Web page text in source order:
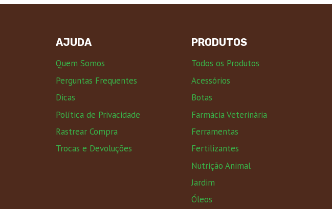
AJUDA
Quem Somos
Perguntas Frequentes
Dicas
Política de Privacidade
Rastrear Compra
Trocas e Devoluções
PRODUTOS
Todos os Produtos
Acessórios
Botas
Farmácia Veterinária
Ferramentas
Fertilizantes
Nutrição Animal
Jardim
Óleos